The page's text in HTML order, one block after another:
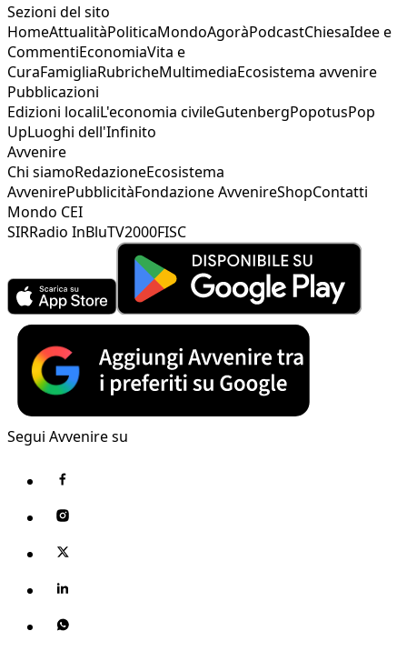
Sezioni del sito
HomeAttualitàPoliticaMondoAgoràPodcastChiesaIdee e
CommentiEconomiaVita e
CuraFamigliaRubricheMultimediaEcosistema avvenire
Pubblicazioni
Edizioni localiL'economia civileGutenbergPopotusPop
UpLuoghi dell'Infinito
Avvenire
Chi siamoRedazioneEcosistema
AvvenirePubblicitàFondazione AvvenireShopContatti
Mondo CEI
SIRRadio InBluTV2000FISC
Segui Avvenire su